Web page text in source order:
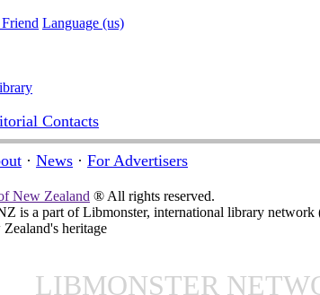
Language (us)
Contacts
· News · For Advertisers
New Zealand ® All rights reserved.
is a part of Libmonster, international library network
heritage
LIBMONSTER